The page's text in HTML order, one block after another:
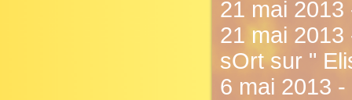
21 mai
21 mai
sOrt sur "
6 mai 2013